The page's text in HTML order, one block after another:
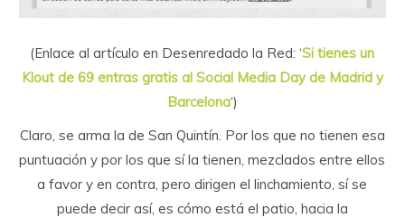
(Enlace al artículo en Desenredado la Red: ‘Si tienes un
Klout de 69 entras gratis al Social Media Day de Madrid y
Barcelona‘)
Claro, se arma la de San Quintín. Por los que no tienen esa
puntuación y por los que sí la tienen, mezclados entre ellos
a favor y en contra, pero dirigen el linchamiento, sí se
puede decir así, es cómo está el patio, hacia la